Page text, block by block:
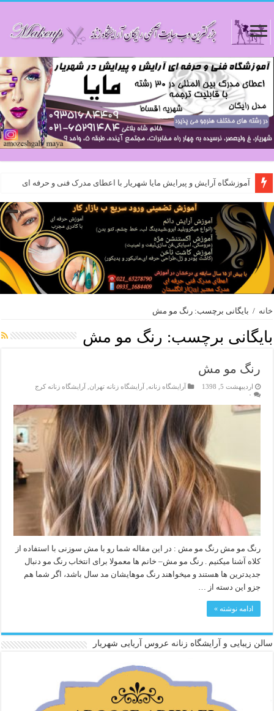
آموزشگاه آرایش و پیرایش مایا شهریار با اعطای مدرک فنی و حرفه ای
خانه / بایگانی برچسب: رنگ مو مش
بایگانی برچسب: رنگ مو مش
رنگ مو مش
اردیبهشت 5, 1398 آرایشگاه زنانه ,آرایشگاه زنانه تهران ,آرایشگاه زنانه کرج
۰
رنگ مو مش رنگ مو مش : در این مقاله شما رو با مش سوزنی با استفاده از
کلاه آشنا میکنیم . رنگ مو مش– خانم ها معمولا برای انتخاب رنگ مو دنبال
جدیدترین ها هستند و میخواهند رنگ موهایشان مد سال باشد، اگر شما هم
جزو این دسته از …
ادامه نوشته »
سالن زیبایی و آرایشگاه زنانه عروس آریایی شهریار